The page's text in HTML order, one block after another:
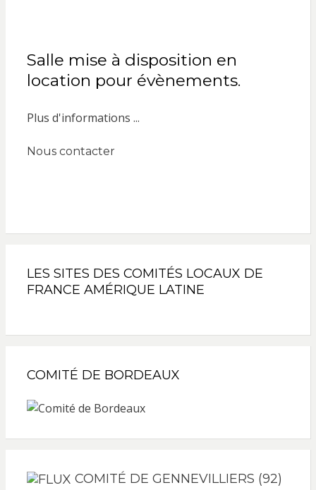
Salle mise à disposition en
location pour évènements.
Plus d'informations ...
Nous contacter
LES SITES DES COMITÉS LOCAUX DE
FRANCE AMÉRIQUE LATINE
COMITÉ DE BORDEAUX
COMITÉ DE GENNEVILLIERS (92)